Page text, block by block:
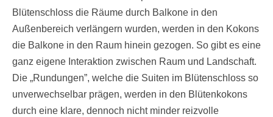
Blütenschloss die Räume durch Balkone in den
Außenbereich verlängern wurden, werden in den Kokons
die Balkone in den Raum hinein gezogen. So gibt es eine
ganz eigene Interaktion zwischen Raum und Landschaft.
Die „Rundungen”, welche die Suiten im Blütenschloss so
unverwechselbar prägen, werden in den Blütenkokons
durch eine klare, dennoch nicht minder reizvolle